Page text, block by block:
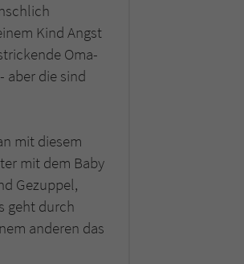
Kind Angst
Oma-
aber die sind
mit diesem
mit dem Baby
Gezuppel,
geht durch
anderen das